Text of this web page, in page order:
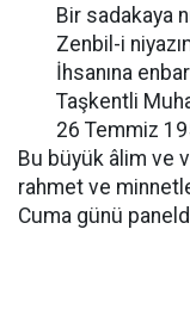
Bir sadakaya
Zenbil-i
İhsanına
Taşkentli
26 Temmiz
Bu büyük âlim ve
rahmet ve
Cuma günü